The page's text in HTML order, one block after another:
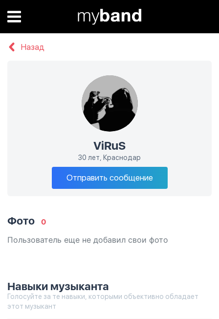
Назад
ViRuS
30 лет, Краснодар
Отправить сообщение
Фото 0
Пользователь еще не добавил свои фото
Навыки музыканта
Голосуйте за те навыки, которыми объективно обладает
этот музыкант